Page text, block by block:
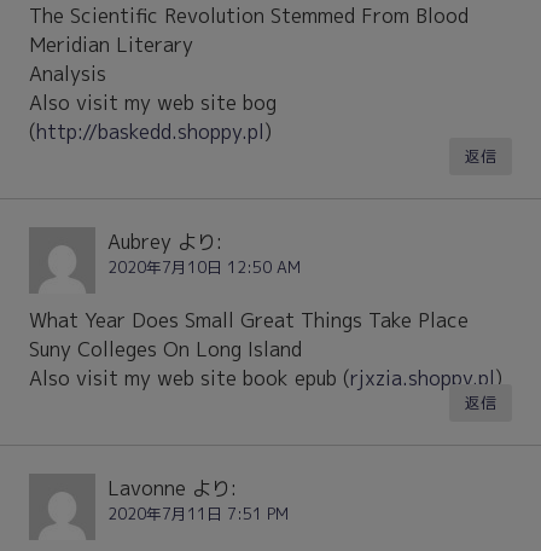
The Scientific Revolution Stemmed From Blood
Meridian Literary
Analysis
Also visit my web site bog
(http://baskedd.shoppy.pl)
返信
Aubrey より:
2020年7月10日 12:50 AM
What Year Does Small Great Things Take Place
Suny Colleges On Long Island
Also visit my web site book epub (rjxzia.shoppy.pl)
返信
Lavonne より:
2020年7月11日 7:51 PM